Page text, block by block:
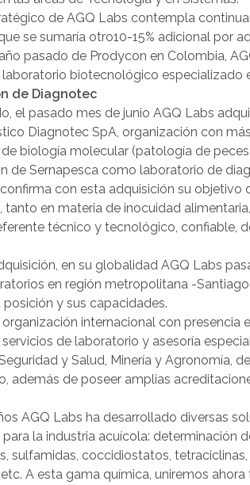
de AGQ Labs contempla
se sumaría otro10-15% adicional por
pasado de Prodycon en Colombia,
biotecnológico especializado
de Diagnotec
el pasado mes de junio AGQ Labs
Diagnotec SpA, organización con
de biología molecular (patología de
de Sernapesca como laboratorio de
con esta adquisición su objetivo
tanto en materia de inocuidad
técnico y tecnológico, confiable,
en su globalidad AGQ Labs
en región metropolitana -
posición y sus capacidades.
internacional con presencia
de laboratorio y asesoría
y Salud, Minería y Agronomía,
además de poseer amplias
AGQ Labs ha desarrollado diversas
para la industria acuícola: determinación
sulfamidas, coccidiostatos,
A esta gama química, uniremos